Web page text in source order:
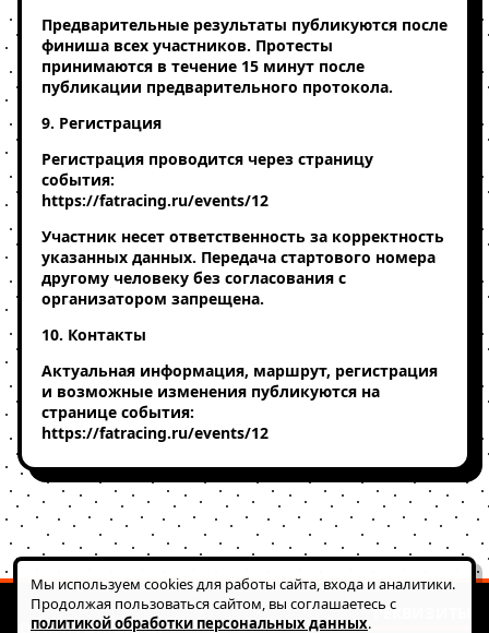
Предварительные результаты публикуются после
финиша всех участников. Протесты
принимаются в течение 15 минут после
публикации предварительного протокола.
9. Регистрация
Регистрация проводится через страницу
события:
https://fatracing.ru/events/12
Участник несет ответственность за корректность
указанных данных. Передача стартового номера
другому человеку без согласования с
организатором запрещена.
10. Контакты
Актуальная информация, маршрут, регистрация
и возможные изменения публикуются на
странице события:
https://fatracing.ru/events/12
РЕКВИЗИТЫ
Мы используем cookies для работы сайта, входа и аналитики.
Продолжая пользоваться сайтом, вы соглашаетесь с
политикой обработки персональных данных.